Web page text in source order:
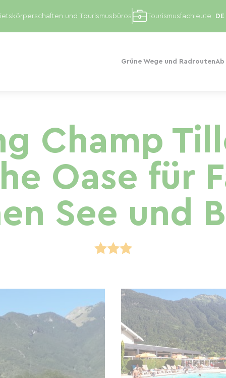
Grüne Wege und Radrouten
und Tourismusbüros Tourismusfachleute
Champ
Oase für
See und